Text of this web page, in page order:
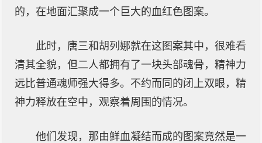
的，在地面汇聚成一个巨大的血红色图案。
此时，唐三和胡列娜就在这图案其中，很难看
清其全貌，但二人都拥有了一块头部魂骨，精神力
远比普通魂师强大得多。不约而同的闭上双眼，精
神力释放在空中，观察着周围的情况。
他们发现，那由鲜血凝结而成的图案竟然是一